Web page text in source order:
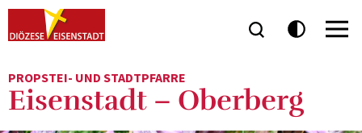
PROPSTEI- UND STADTPFARRE
Eisenstadt – Oberberg